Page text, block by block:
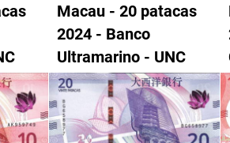
Macau - 20 patacas
2024 - Banco
Ultramarino - UNC